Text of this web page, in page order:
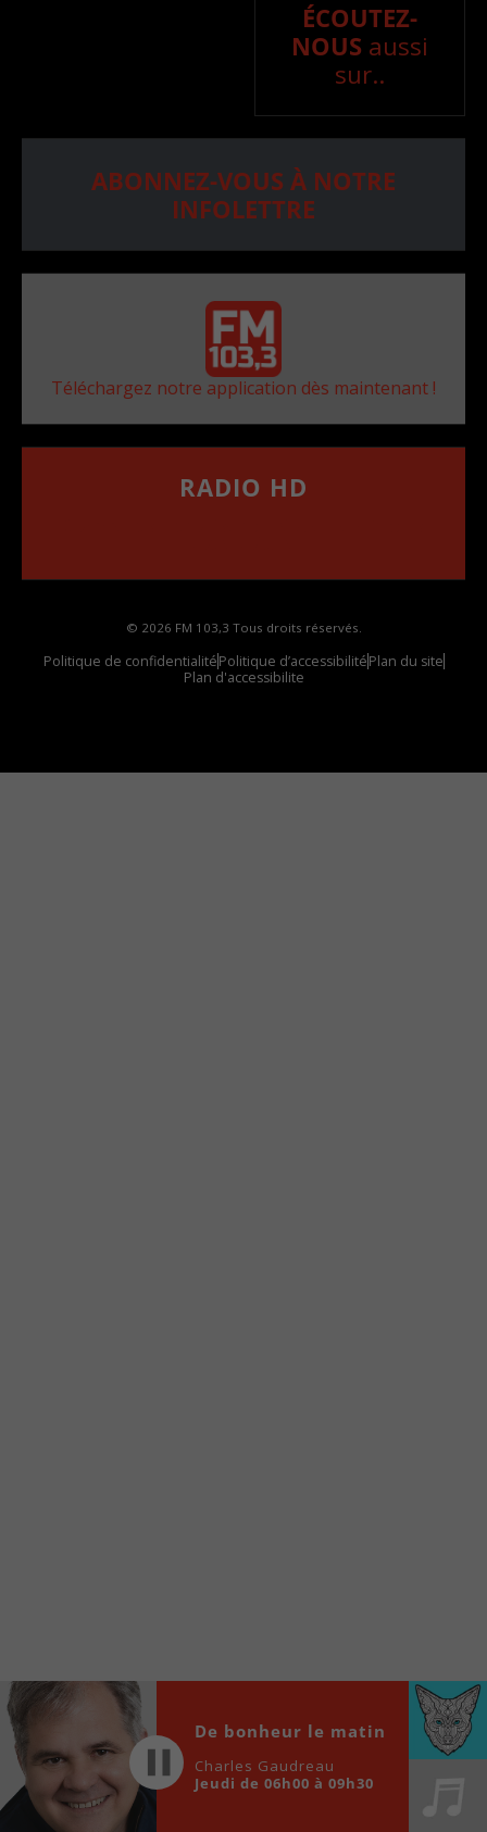
ÉCOUTEZ-
NOUS aussi
sur..
ABONNEZ-VOUS À NOTRE
INFOLETTRE
Téléchargez notre application dès maintenant !
RADIO HD
© 2026 FM 103,3 Tous droits réservés.
Politique de confidentialitéPolitique d’accessibilitéPlan du site
Plan d'accessibilite
locale vous sont maintenant accessibles en un clic!
Player
00:00
De bonheur le matin
Charles Gaudreau
Jeudi de 06h00 à 09h30